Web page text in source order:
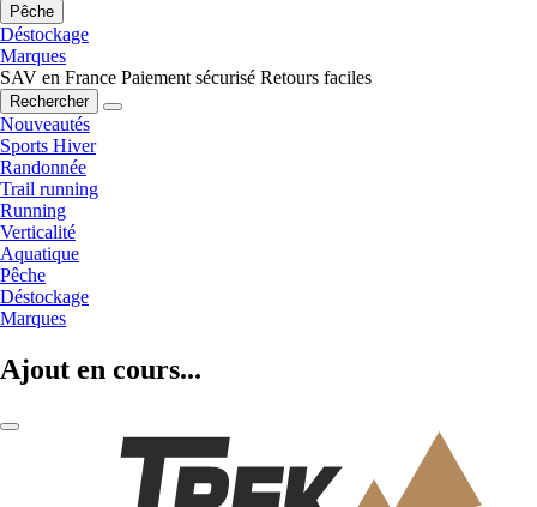
Pêche
Déstockage
Marques
SAV en France Paiement sécurisé Retours faciles
Rechercher
Nouveautés
Sports Hiver
Randonnée
Trail running
Running
Verticalité
Aquatique
Pêche
Déstockage
Marques
Ajout en cours...